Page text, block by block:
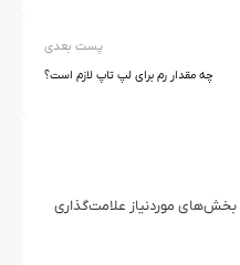
پست بعدی
چه مقدار رم برای لپ تاپ لازم است؟
بخش‌های موردنیاز علامت‌گذاری